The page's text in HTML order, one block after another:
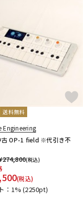
送料無料
Engineering
古 OP-1 field ※代引き不
274,800(税込)
(税込)
：1%(2250pt)